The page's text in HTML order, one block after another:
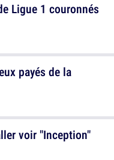
payés de la
Ligue 1 couronnés
voir "Inception"